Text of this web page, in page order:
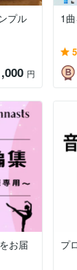
プル
円
1
お届
プ